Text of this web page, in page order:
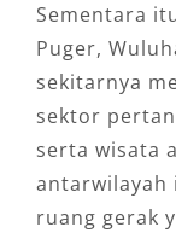
Sementara
Puger,
sekitarnya
sektor
serta wisata
antarwilayah
ruang gerak